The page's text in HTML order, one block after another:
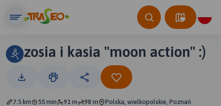
zosia i kasia "moon action" :)
7.5 km 55 min 91 m 98 m Polska, wielkopolskie, Poznań